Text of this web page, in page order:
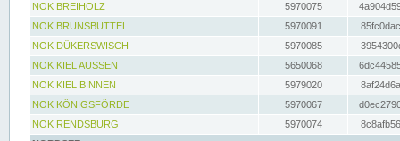
NOK BREIHOLZ
5970075
NOK BRUNSBÜTTEL
5970091
NOK DÜKERSWISCH
5970085
NOK KIEL AUSSEN
5650068
NOK KIEL BINNEN
5979020
NOK KÖNIGSFÖRDE
5970067
NOK RENDSBURG
5970074